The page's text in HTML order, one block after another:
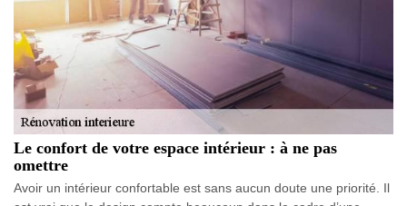
Le confort de votre espace intérieur : à ne pas
omettre
Avoir un intérieur confortable est sans aucun doute une priorité. Il